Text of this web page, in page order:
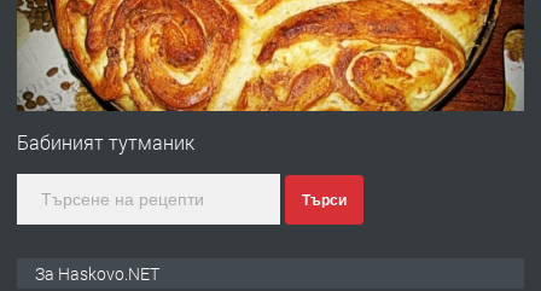
преди 2 дни
ПРЕДЛАГА
Продавам парцел в гр. Хасково кв.
асфалт 0889 537 426
Бабиният тутманик
Търси
За Haskovo.NET